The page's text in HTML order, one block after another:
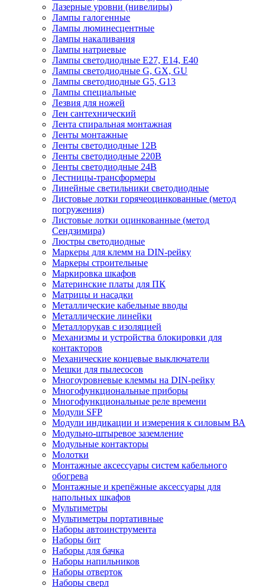
Лазерные уровни (нивелиры)
Лампы галогенные
Лампы люминесцентные
Лампы накаливания
Лампы натриевые
Лампы светодиодные E27, E14, E40
Лампы светодиодные G, GX, GU
Лампы светодиодные G5, G13
Лампы специальные
Лезвия для ножей
Лен сантехнический
Лента спиральная монтажная
Ленты монтажные
Ленты светодиодные 12В
Ленты светодиодные 220В
Ленты светодиодные 24В
Лестницы-трансформеры
Линейные светильники светодиодные
Листовые лотки горячеоцинкованные (метод
погружения)
Листовые лотки оцинкованные (метод
Сендзимира)
Люстры светодиодные
Маркеры для клемм на DIN-рейку
Маркеры строительные
Маркировка шкафов
Материнские платы для ПК
Матрицы и насадки
Металлические кабельные вводы
Металлические линейки
Металлорукав с изоляцией
Механизмы и устройства блокировки для
контакторов
Механические концевые выключатели
Мешки для пылесосов
Многоуровневые клеммы на DIN-рейку
Многофункциональные приборы
Многофункциональные реле времени
Модули SFP
Модули индикации и измерения к силовым ВА
Модульно-штыревое заземление
Модульные контакторы
Молотки
Монтажные аксессуары систем кабельного
обогрева
Монтажные и крепёжные аксессуары для
напольных шкафов
Мультиметры
Мультиметры портативные
Наборы автоинструмента
Наборы бит
Наборы для бачка
Наборы напильников
Наборы отверток
Наборы сверл